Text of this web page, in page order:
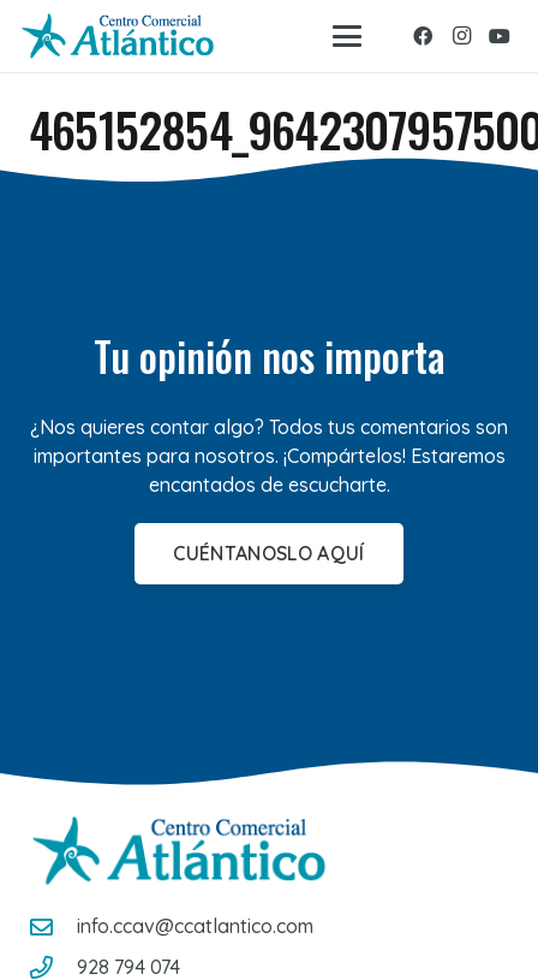
Tu opinión nos importa
¿Nos quieres contar algo? Todos tus comentarios son
importantes para nosotros. ¡Compártelos! Estaremos
encantados de escucharte.
CUÉNTANOSLO AQUÍ
info.ccav@ccatlantico.com
928 794 074